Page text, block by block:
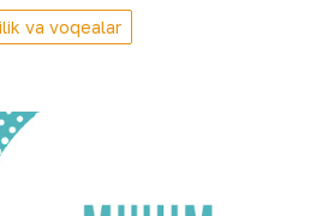
va voqealar